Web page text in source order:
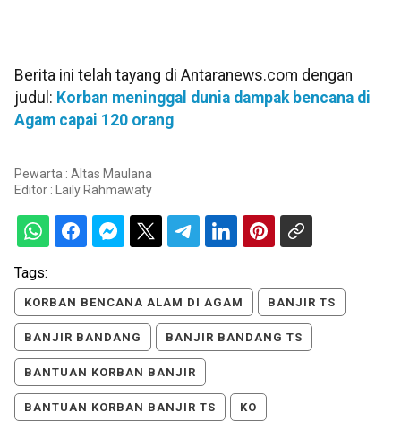
Berita ini telah tayang di Antaranews.com dengan
judul: Korban meninggal dunia dampak bencana di
Agam capai 120 orang
Pewarta : Altas Maulana
Editor : Laily Rahmawaty
Tags:
KORBAN BENCANA ALAM DI AGAM BANJIR TS
BANJIR BANDANG BANJIR BANDANG TS
BANTUAN KORBAN BANJIR
BANTUAN KORBAN BANJIR TS KO